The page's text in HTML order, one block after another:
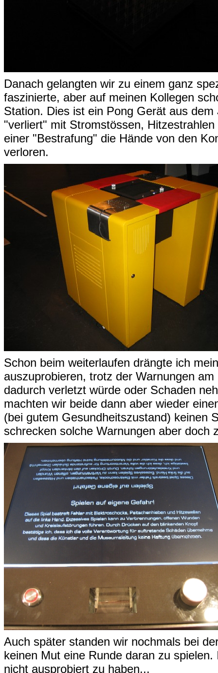
Danach gelangten wir zu einem ganz
faszinierte, aber auf meinen Kollegen
Station. Dies ist ein Pong Gerät aus
"verliert" mit Stromstössen,
einer "Bestrafung" die Hände von den
verloren.
Schon beim weiterlaufen drängte ich
auszuprobieren, trotz der Warnungen
dadurch verletzt würde oder Schaden
machten wir beide dann aber wieder
(bei gutem Gesundheitszustand) keinen
schrecken solche Warnungen aber doch
Auch später standen wir nochmals bei
keinen Mut eine Runde daran zu
nicht ausprobiert zu haben...